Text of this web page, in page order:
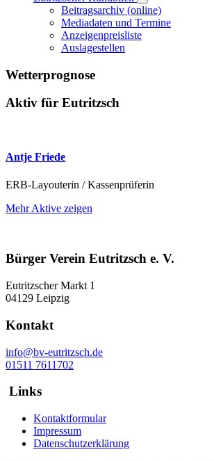
Beitragsarchiv (online)
Mediadaten und Termine
Anzeigenpreisliste
Auslagestellen
Wetterprognose
Aktiv für Eutritzsch
Antje Friede
ERB-Layouterin / Kassenprüferin
Mehr Aktive zeigen
Bürger Verein Eutritzsch e. V.
Eutritzscher Markt 1
04129 Leipzig
Kontakt
info@bv-eutritzsch.de
01511 7611702
Links
Kontaktformular
Impressum
Datenschutzerklärung